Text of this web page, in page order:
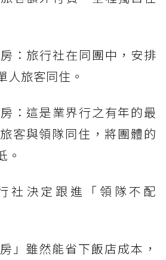
：旅行社在同團中，安排
人旅客同住。
：這是業界行之有年的最
客與領隊同住，將團體的
。
社決定跟進「領隊不配
」雖然能省下飯店成本，